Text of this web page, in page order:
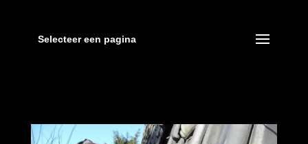
Selecteer een pagina